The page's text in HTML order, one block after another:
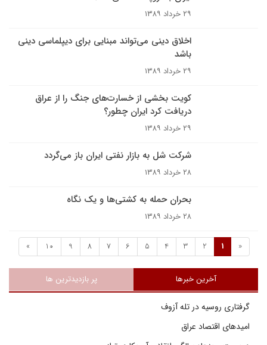
۲۹ خرداد ۱۳۸۹
اخلاق دینی می‌تواند مبنایی برای دیپلماسی دینی
باشد
۲۹ خرداد ۱۳۸۹
کويت بخشى از خسارت‌هاى جنگ را از عراق
دريافت کرد ایران چطور؟
۲۹ خرداد ۱۳۸۹
شرکت شل به بازار نفتى ايران باز مى‌گردد
۲۸ خرداد ۱۳۸۹
بحران حمله به کشتی‌ها و یک نگاه
۲۸ خرداد ۱۳۸۹
«
1
2
3
4
5
6
7
8
9
10
»
آخرین خبرها پر بازدیدترین ها
گرفتاری روسیه در تله آزوف
امیدهای اقتصاد عراق